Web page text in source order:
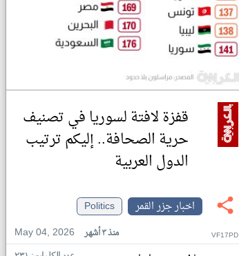
قفزة لافتة لسوريا في تصنيف
حرية الصحافة.. إليكم ترتيب
الدول العربية
اخبار جزر القمر
Politics
May 04, 2026
منذ ٣ أشهر VF17PD